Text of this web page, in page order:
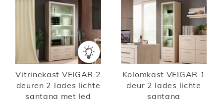
Vitrinekast VEIGAR 2
deuren 2 lades lichte
santana met led
Kolomkast VEIGAR 1
deur 2 lades lichte
santana